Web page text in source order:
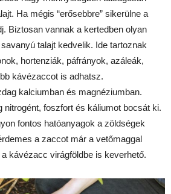
Ha mégis “erősebbre” sikerülne a
Biztosan vannak a kertedben olyan
talajt kedvelik. Ide tartoznak
hortenziák, páfrányok, azáleák,
kávézaccot is adhatsz.
kalciumban és magnéziumban.
nitrogént, foszfort és káliumot bocsát ki.
fontos hatóanyagok a zöldségek
a zaccot már a vetőmaggal
kávézacc virágföldbe is keverhető.